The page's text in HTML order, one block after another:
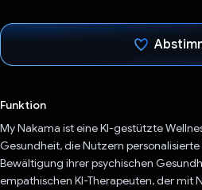
Funktion
My Nakama ist eine KI-gestützte
Gesundheit, die Nutzern
Bewältigung ihrer psychischen
empathischen KI-Therapeuten, der mit